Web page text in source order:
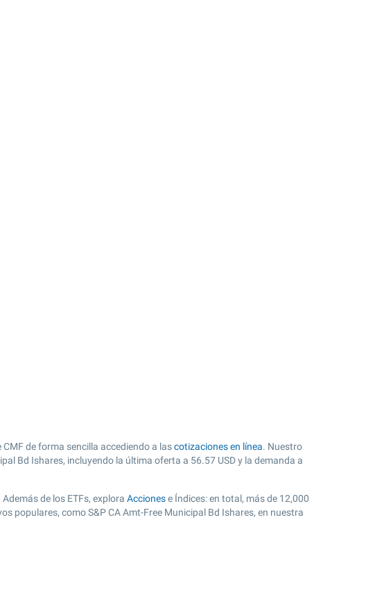
de forma sencilla accediendo a lascotizaciones en línea. Nuestro
Bd Ishares, incluyendo la última oferta a 56.57 USD y la demanda a
de los ETFs, explora Accionese Índices: en total, más de 12,000
populares, como S&P CA Amt-Free Municipal Bd Ishares, en nuestra